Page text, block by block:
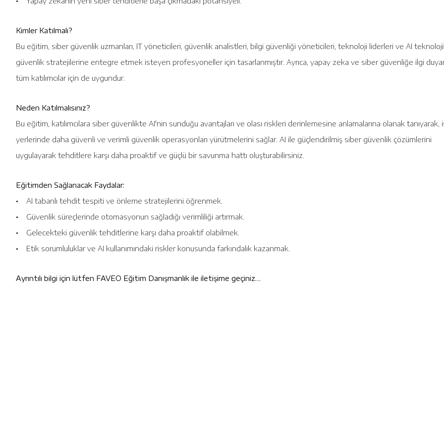
Kimler Katılmalı?
Bu eğitim, siber güvenlik uzmanları, IT yöneticileri, güvenlik analistleri, bilgi güvenliği yöneticileri, teknoloji liderleri ve AI
güvenlik stratejilerine entegre etmek isteyen profesyoneller için tasarlanmıştır. Ayrıca, yapay zeka ve siber güvenliğe ilgi
tüm katılımcılar için de uygundur.
Neden Katılmalısınız?
Bu eğitim, katılımcılara siber güvenlikte AI'nin sunduğu avantajları ve olası riskleri derinlemesine anlamalarına olanak tanıyarak,
yerlerinde daha güvenli ve verimli güvenlik operasyonları yürütmelerini sağlar. AI ile güçlendirilmiş siber güvenlik çözümlerini
uygulayarak tehditlere karşı daha proaktif ve güçlü bir savunma hattı oluşturabilirsiniz.
Eğitimden Sağlanacak Faydalar:
• AI tabanlı tehdit tespiti ve önleme stratejilerini öğrenmek.
• Güvenlik süreçlerinde otomasyonun sağladığı verimliliği artırmak.
• Gelecekteki güvenlik tehditlerine karşı daha proaktif olabilmek.
• Etik sorumluluklar ve AI kullanımındaki riskler konusunda farkındalık kazanmak.
Ayrıntılı bilgi için lütfen FAVEO Eğitim Danışmanlık ile iletişime geçiniz…